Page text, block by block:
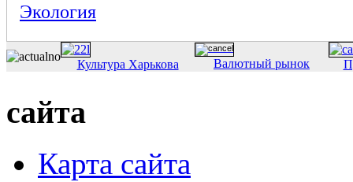
Экология
Культура Харькова Валютный рынок
сайта
Карта сайта